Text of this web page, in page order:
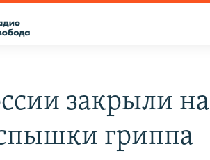
закрыли на
гриппа